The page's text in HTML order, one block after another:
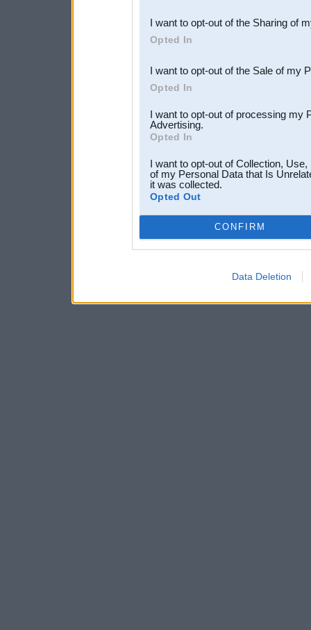
Downstream Participants
third parties.
I want to opt-out of the Sharing of
Opted In
I want to opt-out of the Sale of my
Opted In
I want to opt-out of processing my
Advertising.
Opted In
I want to opt-out of Collection,
of my Personal Data that Is
it was collected.
Opted Out
CONFIRM
Data Deletion